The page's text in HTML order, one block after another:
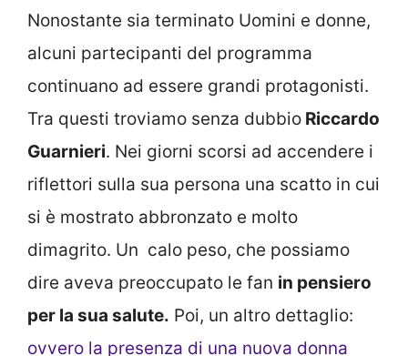
Nonostante sia terminato Uomini e donne,
alcuni partecipanti del programma
continuano ad essere grandi protagonisti.
Tra questi troviamo senza dubbio Riccardo
Guarnieri. Nei giorni scorsi ad accendere i
riflettori sulla sua persona una scatto in cui
si è mostrato abbronzato e molto
dimagrito. Un calo peso, che possiamo
dire aveva preoccupato le fan in pensiero
per la sua salute. Poi, un altro dettaglio:
ovvero la presenza di una nuova donna